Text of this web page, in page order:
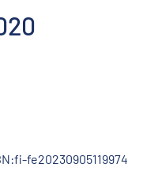
fe20230905119974